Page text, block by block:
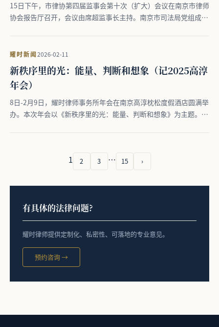
15日下午，市律协第四届监事会第十次（扩大）会议在南京市律师
协会报告厅召开，会议由席超监事长主持。南京市司法局党组成
耀时新闻2026-02-11
新秩序里的光：能量、判断和想象（记2025高淳
年会）
8日-2月9日，耀时律师事务所年会在南京高淳枕松度假酒店圆满举
办。本次年会以《新秩序里的光：能量、判断和想象》为主题。
1 2 3 … 15 ›
有具体的法律问题?
耀时律师提供定制化、私密性、可落地的专业意见。
预约咨询 →